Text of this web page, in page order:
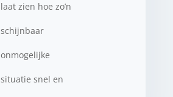
laat zien hoe zo’n
schijnbaar
onmogelijke
situatie snel en